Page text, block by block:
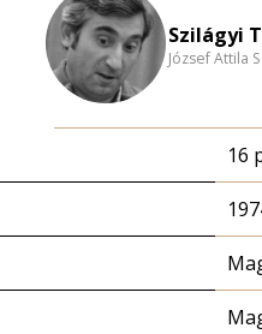
Szilágyi
József Attila
16